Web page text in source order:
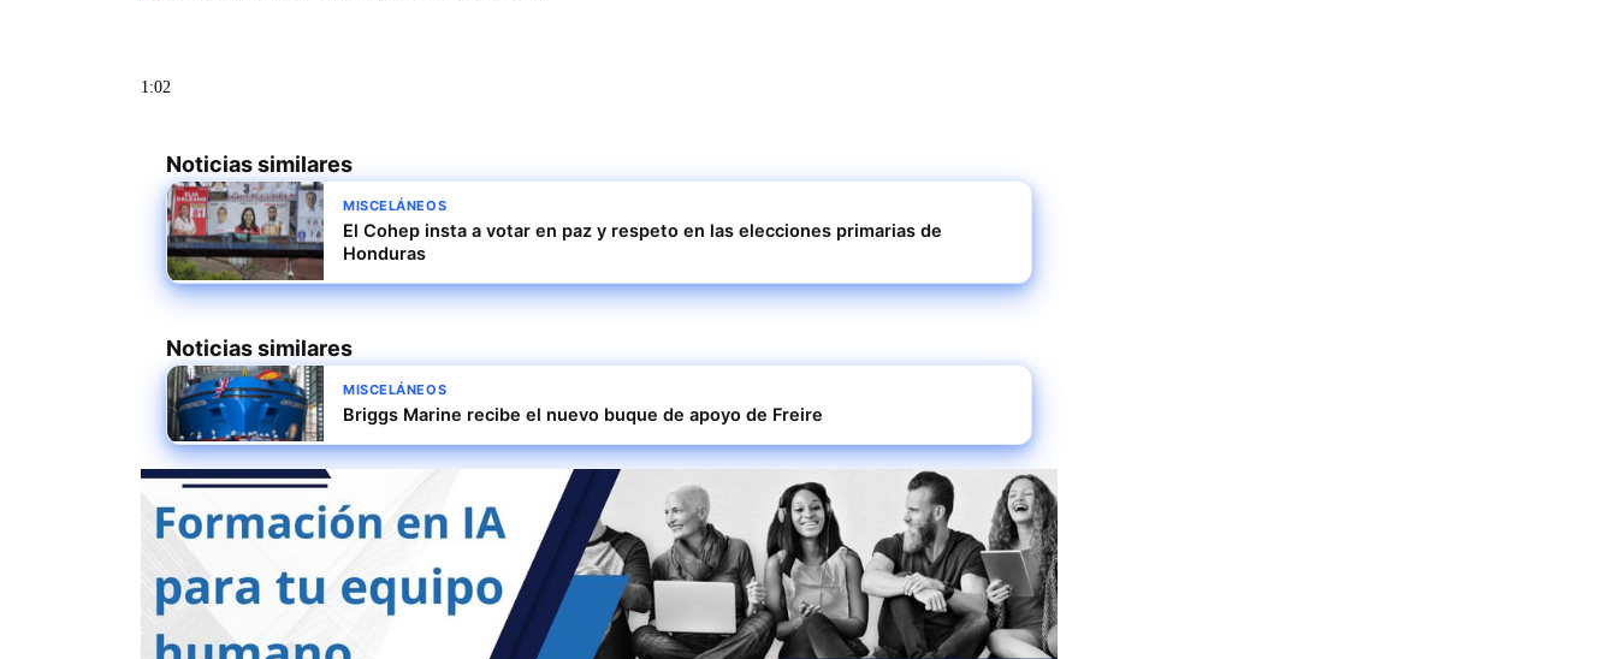
1:02
Noticias similares
MISCELÁNEOS
El Cohep insta a votar en paz y respeto en las elecciones primarias de
Honduras
Noticias similares
MISCELÁNEOS
Briggs Marine recibe el nuevo buque de apoyo de Freire